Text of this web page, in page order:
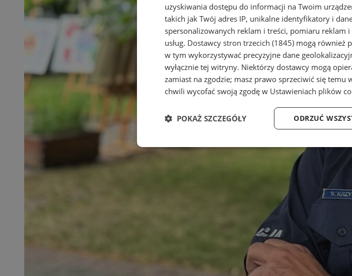
uzyskiwania dostępu do informacji na Twoim
takich jak Twój adres IP, unikalne identyfikatory i
spersonalizowanych reklam i treści, pomiaru reklam
usług. Dostawcy stron trzecich (1845) mogą również
w tym wykorzystywać precyzyjne dane
wyłącznie tej witryny. Niektórzy dostawcy mogą
zamiast na zgodzie; masz prawo sprzeciwić się temu
chwili wycofać swoją zgodę w Ustawieniach plików
ODRZUĆ
POKAŻ SZCZEGÓŁY
Niezbędne Wydajność
Wydajność Targetowanie
Niezbędne pliki cookie umożliwiają korzystanie z podstawowych
zarządzanie kontem. Bez niezbędnych plików cookie nie można
Provider